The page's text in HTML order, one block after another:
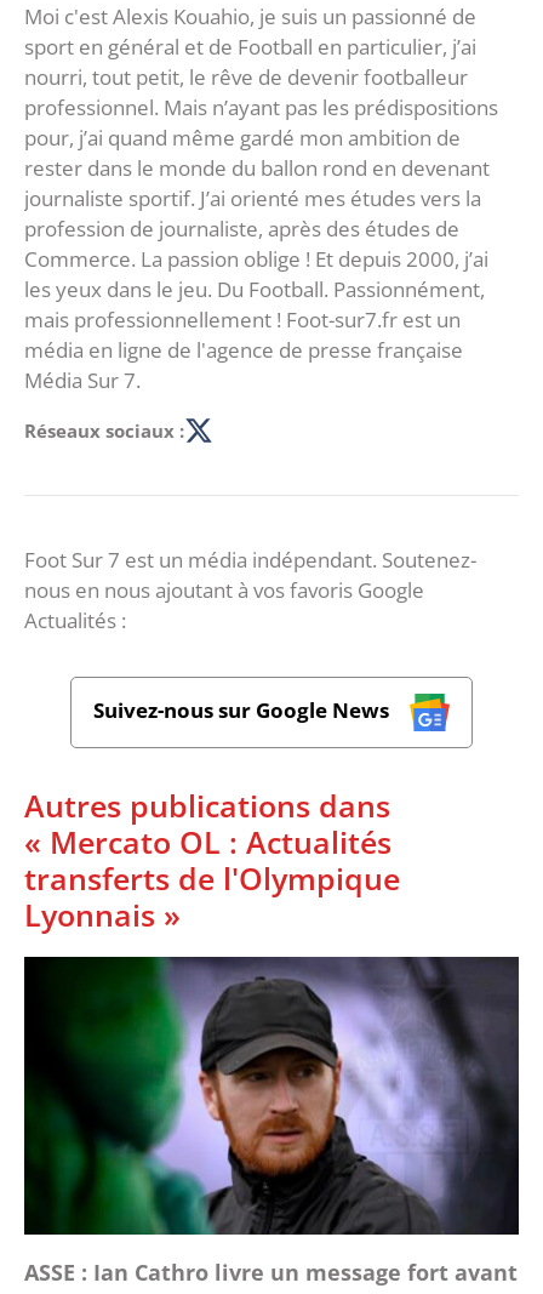
Moi c'est Alexis Kouahio, je suis un passionné de
sport en général et de Football en particulier, j’ai
nourri, tout petit, le rêve de devenir footballeur
professionnel. Mais n’ayant pas les prédispositions
pour, j’ai quand même gardé mon ambition de
rester dans le monde du ballon rond en devenant
journaliste sportif. J’ai orienté mes études vers la
profession de journaliste, après des études de
Commerce. La passion oblige ! Et depuis 2000, j’ai
les yeux dans le jeu. Du Football. Passionnément,
mais professionnellement ! Foot-sur7.fr est un
média en ligne de l'agence de presse française
Média Sur 7.
Réseaux sociaux :
Foot Sur 7 est un média indépendant. Soutenez-
nous en nous ajoutant à vos favoris Google
Actualités :
Suivez-nous sur Google News
Autres publications dans
« Mercato OL : Actualités
transferts de l'Olympique
Lyonnais »
ASSE : Ian Cathro livre un message fort avant